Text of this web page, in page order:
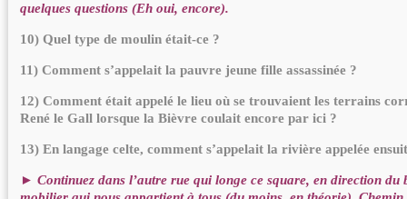
quelques questions (Eh oui, encore).
10) Quel type de moulin était-ce ?
11) Comment s’appelait la pauvre jeune fille assassinée ?
12) Comment était appelé le lieu où se trouvaient les terrains
René le Gall lorsque la Bièvre coulait encore par ici ?
13) En langage celte, comment s’appelait la rivière appelée
► Continuez dans l’autre rue qui longe ce square, en direction du